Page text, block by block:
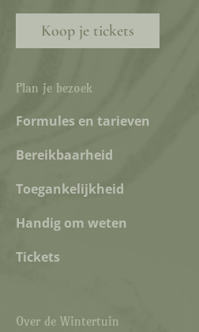
Koop je tickets
Plan je bezoek
Formules en tarieven
Bereikbaarheid
Toegankelijkheid
Handig om weten
Tickets
Over de Wintertuin